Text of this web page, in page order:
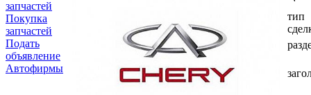
запчастей
Покупка
запчастей
Подать
объявление
Автофирмы
тип